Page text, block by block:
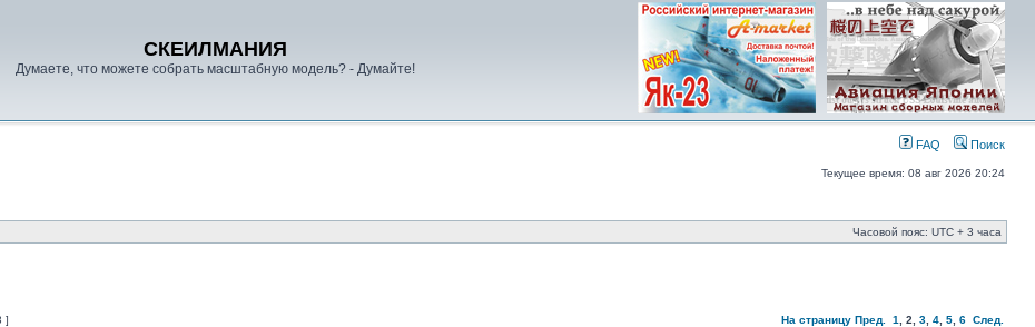
СКЕИЛМАНИЯ
Думаете, что можете собрать масштабную модель? - Думайте!
FAQ Поиск
Текущее время: 08 авг 2026 20:24
Часовой пояс: UTC + 3 часа
] На страницу Пред. 1 2 3 4 5 6 След.